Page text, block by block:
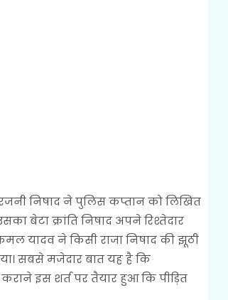
निषाद ने पुलिस कप्तान को लिखित
बेटा क्रांति निषाद अपने रिश्तेदार
यादव ने किसी राजा निषाद की झूठी
सबसे मजेदार बात यह है कि
इस शर्त पर तैयार हुआ कि पीड़ित